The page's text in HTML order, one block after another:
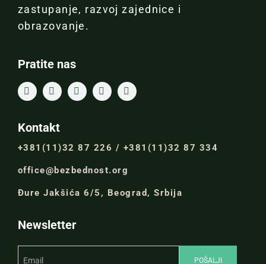
zastupanje, razvoj zajednice i
obrazovanje.
Pratite nas
Kontakt
+381(11)32 87 226 / +381(11)32 87 334
office@bezbednost.org
Đure Jakšića 6/5, Beograd, Srbija
Newsletter